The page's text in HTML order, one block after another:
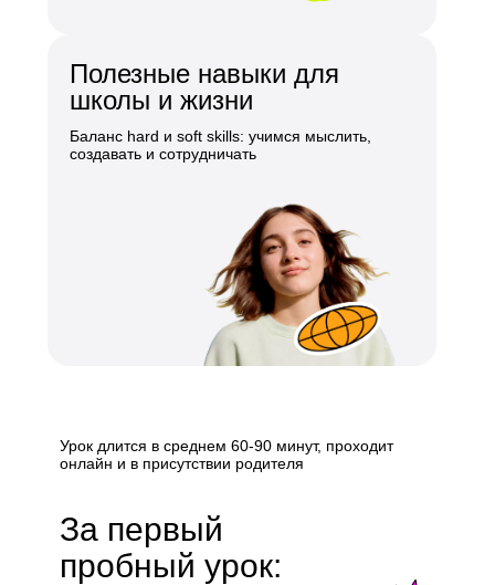
Полезные навыки для
школы и жизни
Баланс hard и soft skills: учимся мыслить,
создавать и сотрудничать
Урок длится в среднем 60-90 минут, проходит
онлайн и в присутствии родителя
За первый
пробный урок: